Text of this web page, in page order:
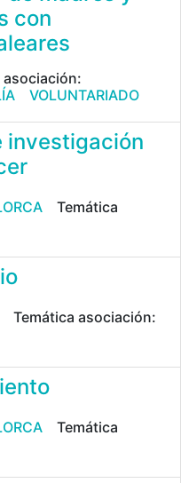
con
asociación:
VOLUNTARIADO
investigación
Temática
Temática asociación:
Temática